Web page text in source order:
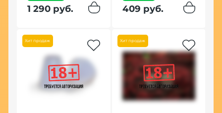
1 290 руб. 409 руб.
Хит продаж Хит продаж